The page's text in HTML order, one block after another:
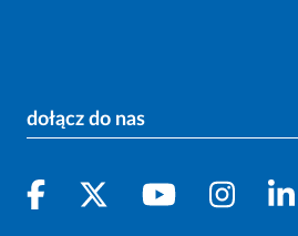
dołącz do nas